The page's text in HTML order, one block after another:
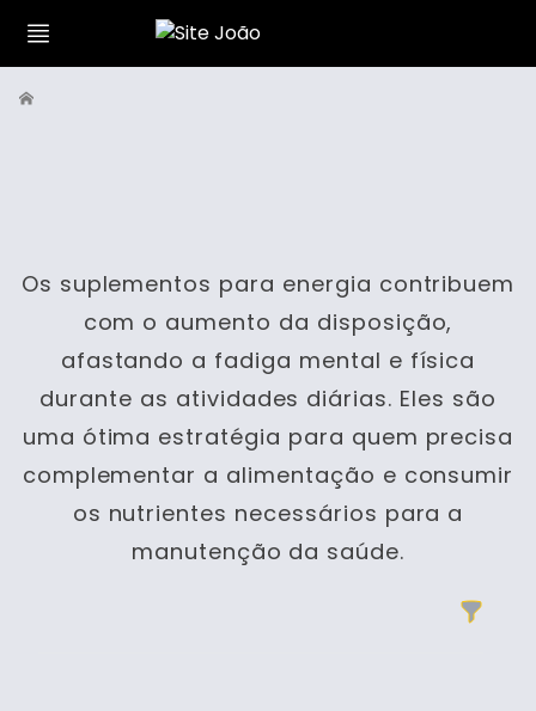
Os suplementos para energia contribuem
com o aumento da disposição,
afastando a fadiga mental e física
durante as atividades diárias. Eles são
uma ótima estratégia para quem precisa
complementar a alimentação e consumir
os nutrientes necessários para a
manutenção da saúde.
Filtros